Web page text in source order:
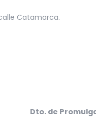
Catamarca.
Dto. de